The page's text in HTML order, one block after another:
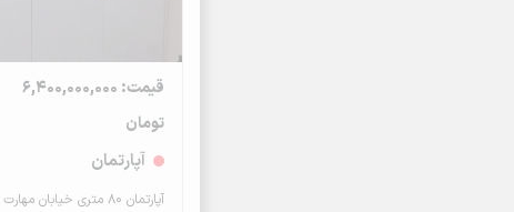
قیمت: 6,400,000,000
تومان
آپارتمان
آپارتمان 80 متری خیابان مهارت